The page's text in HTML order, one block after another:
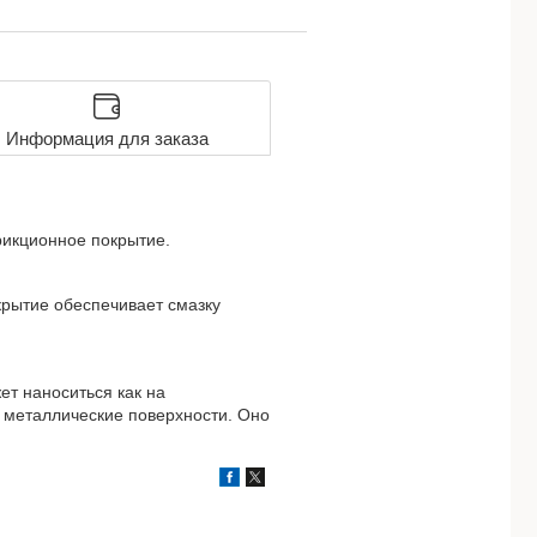
Информация для заказа
покрытие.
обеспечивает смазку
наноситься как на
поверхности. Оно